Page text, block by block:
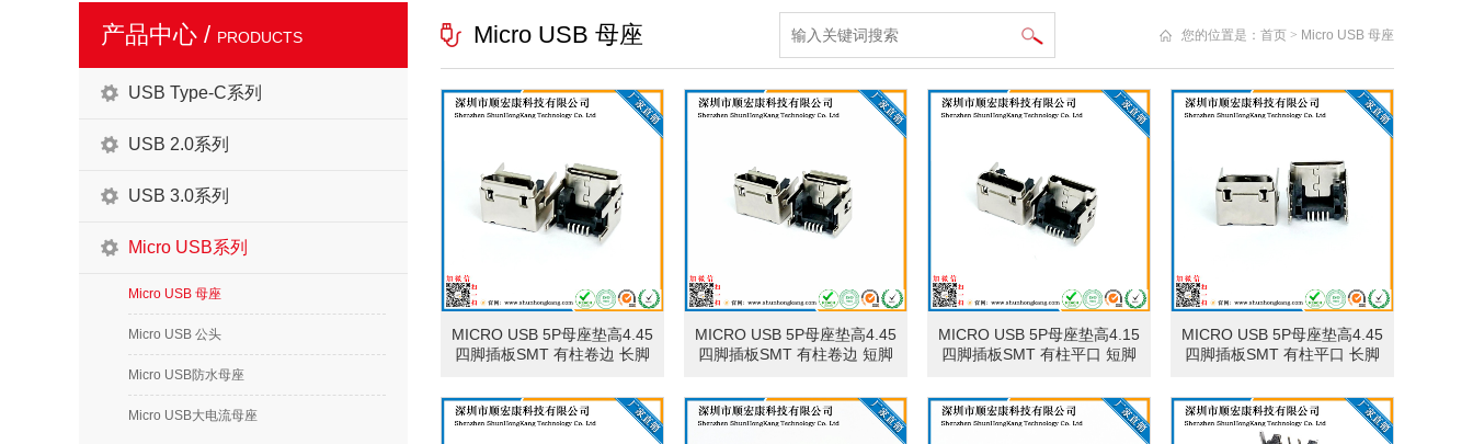
产品中心 / PRODUCTS
USB Type-C系列
USB 2.0系列
USB 3.0系列
Micro USB系列
Micro USB 母座
Micro USB 公头
Micro USB防水母座
Micro USB大电流母座
您的位置是： 首页 > Micro USB 母座
Micro USB 母座
MICRO USB 5P母座垫高4.45
四脚插板SMT 有柱卷边 长脚
MICRO USB 5P母座垫高4.45
四脚插板SMT 有柱卷边 短脚
MICRO USB 5P母座垫高4.15
四脚插板SMT 有柱平口 短脚
MICRO USB 5P母座垫高4.45
四脚插板SMT 有柱平口 长脚